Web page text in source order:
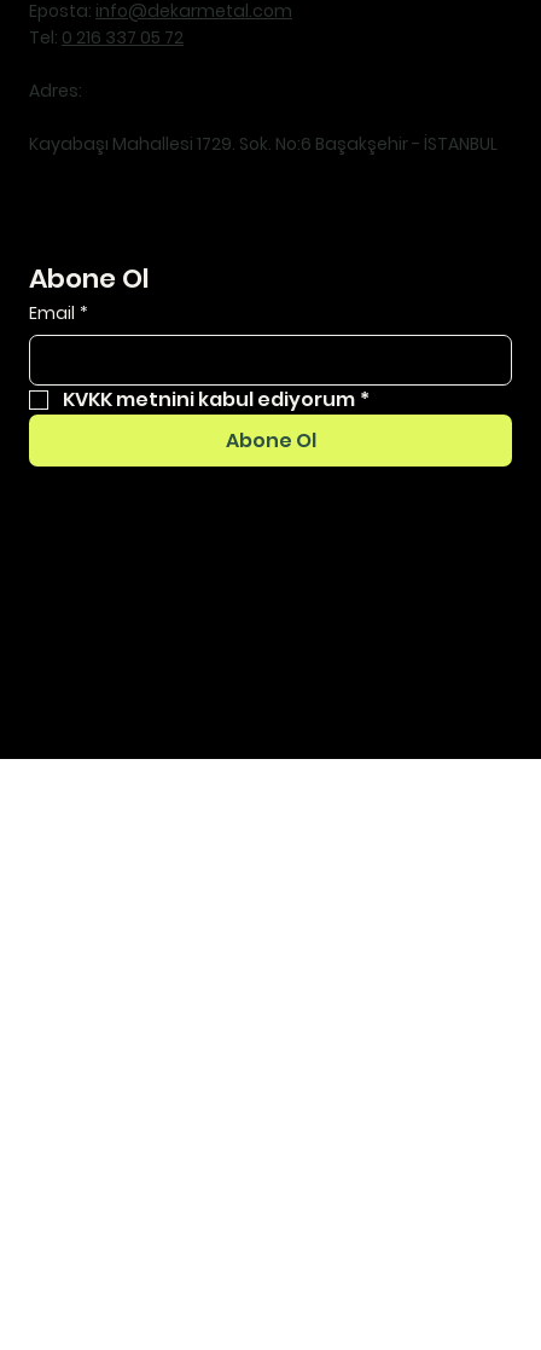
Eposta: info@dekarmetal.com
Tel: 0 216 337 05 72
Adres:
Kayabaşı Mahallesi 1729. Sok. No:6 Başakşehir - İSTANBUL
Abone Ol
Email *
KVKK metnini kabul ediyorum *
Abone Ol